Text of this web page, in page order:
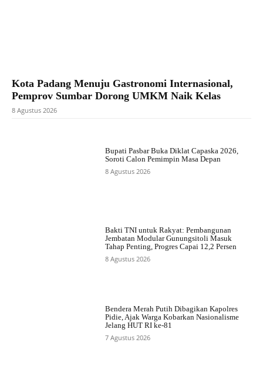
Kota Padang Menuju Gastronomi Internasional,
Pemprov Sumbar Dorong UMKM Naik Kelas
8 Agustus 2026
Bupati Pasbar Buka Diklat Capaska 2026,
Soroti Calon Pemimpin Masa Depan
8 Agustus 2026
Bakti TNI untuk Rakyat: Pembangunan
Jembatan Modular Gunungsitoli Masuk
Tahap Penting, Progres Capai 12,2 Persen
8 Agustus 2026
Bendera Merah Putih Dibagikan Kapolres
Pidie, Ajak Warga Kobarkan Nasionalisme
Jelang HUT RI ke-81
7 Agustus 2026